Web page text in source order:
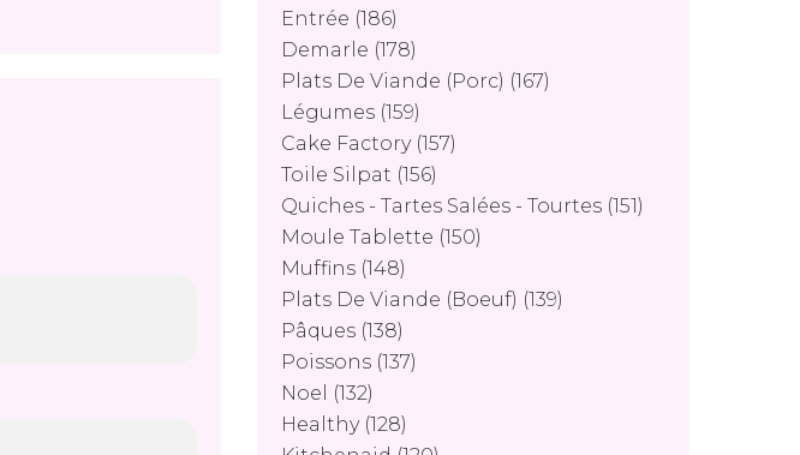
Entrée (186)
Demarle (178)
Plats De Viande (porc) (167)
Légumes (159)
Cake Factory(157)
Toile Silpat (156)
Quiches - Tartes Salées - Tourtes (151)
Moule Tablette (150)
Muffins (148)
Plats De Viande (boeuf) (139)
Pâques (138)
Poissons (137)
Noel
(132)
Healthy(128)